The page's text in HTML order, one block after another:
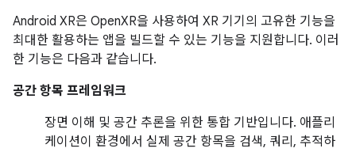
Android XR은 OpenXR을 사용하여 XR 기기의 고유한 기능을
최대한 활용하는 앱을 빌드할 수 있는 기능을 지원합니다. 이러
한 기능은 다음과 같습니다.
공간 항목 프레임워크
장면 이해 및 공간 추론을 위한 통합 기반입니다. 애플리
케이션이 환경에서 실제 공간 항목을 검색, 쿼리, 추적하